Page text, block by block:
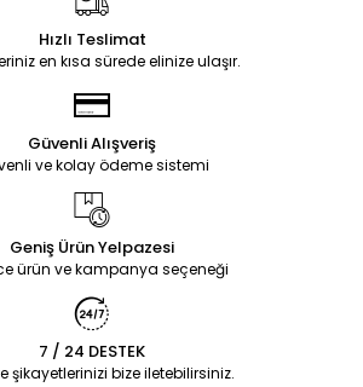
Hızlı Teslimat
en kısa sürede elinize ulaşır.
Güvenli Alışveriş
ve kolay ödeme sistemi
Geniş Ürün Yelpazesi
ürün ve kampanya seçeneği
7 / 24 DESTEK
şikayetlerinizi bize iletebilirsiniz.